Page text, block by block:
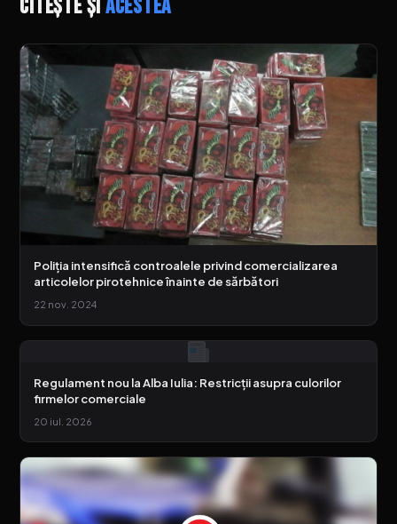
Citește șiacestea
Poliția intensifică controalele privind comercializarea
articolelor pirotehnice înainte de sărbători
22 nov. 2024
Regulament nou la Alba Iulia: Restricții asupra culorilor
firmelor comerciale
20 iul. 2026